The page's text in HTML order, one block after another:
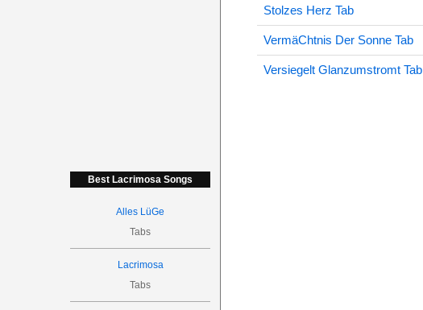
Best Lacrimosa Songs
Alles LüGe
Tabs
Lacrimosa
Tabs
Stolzes Herz Tab
VermäChtnis Der Sonne Tab
Versiegelt Glanzumstromt Tab